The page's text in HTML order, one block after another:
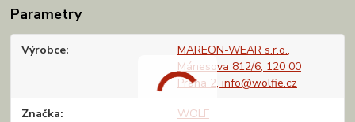
Parametry
Výrobce
MAREON-WEAR s.r.o.,
Mánesova 812/6, 120 00
Praha 2, info@wolfie.cz
Značka WOLF